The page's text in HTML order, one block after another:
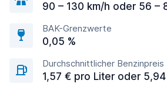
90 – 130 km/h oder 56 –
BAK-Grenzwerte
0,05 %
Durchschnittlicher Benzinpreis
1,57 € pro Liter oder